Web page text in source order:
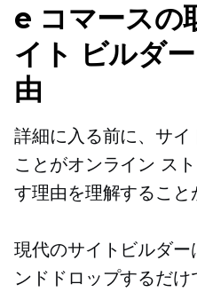
e コマースの
イト ビルダ
由
詳細に入る前に、サ
ことがオンライン ス
す理由を理解すること
現代のサイトビルダ
ンドドロップするだ